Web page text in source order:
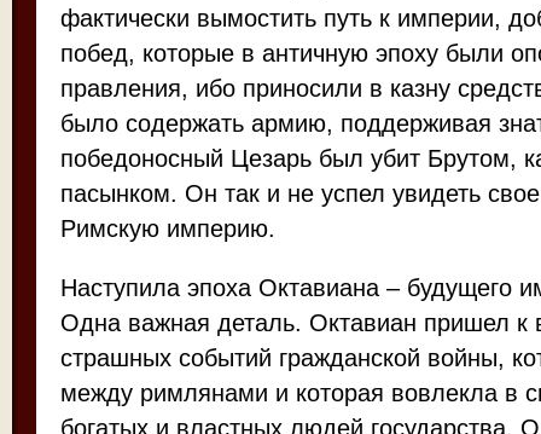
фактически вымостить путь к империи,
побед, которые в античную эпоху были
правления, ибо приносили в казну
было содержать армию, поддерживая
победоносный Цезарь был убит Брутом,
пасынком. Он так и не успел увидеть
Римскую империю.
Наступила эпоха Октавиана – будущего
Одна важная деталь. Октавиан пришел к
страшных событий гражданской войны,
между римлянами и которая вовлекла в
богатых и властных людей государства.